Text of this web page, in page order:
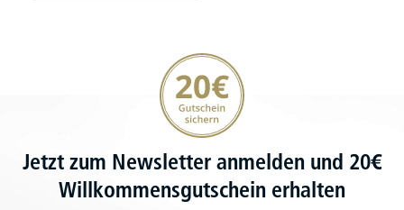
20€ Gutschein sichern
Jetzt zum Newsletter anmelden und 20€
Willkommensgutschein erhalten